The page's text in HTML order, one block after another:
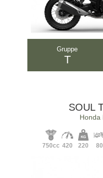
Gruppe
T
SOUL
Honda
750cc 420 220 80